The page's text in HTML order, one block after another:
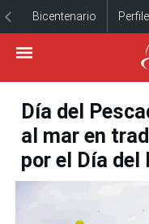
Bicentenario
Día del
al mar en
por el Día del